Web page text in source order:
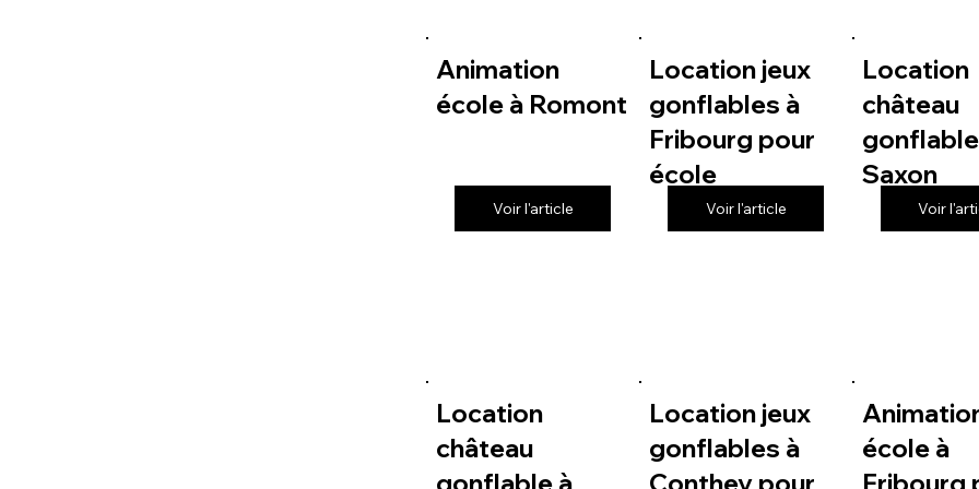
Animation
école à Romont
Voir l'article
Location jeux
gonflables à
Fribourg pour
école
Voir l'article
Location
château
Saxon
Voir
Location
château
gonflable à
Location jeux
gonflables à
Conthey pour
école à
Fribourg